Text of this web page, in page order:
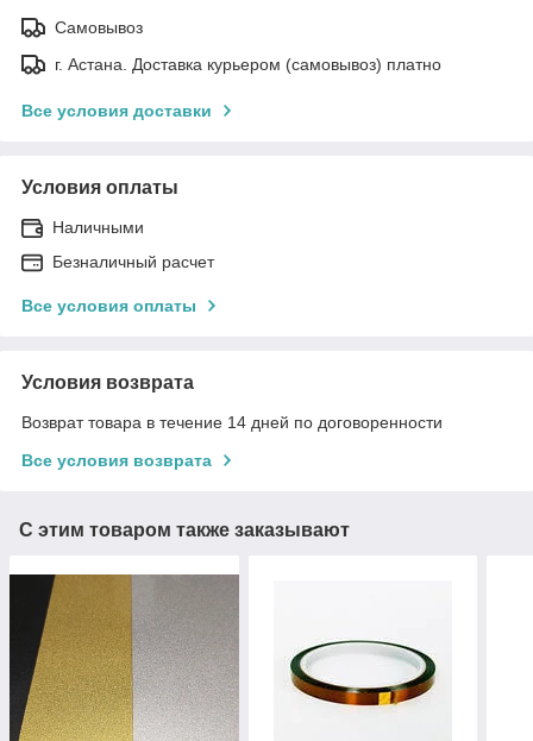
Самовывоз
г. Астана. Доставка курьером (самовывоз) платно
Все условия доставки
Условия оплаты
Наличными
Безналичный расчет
Все условия оплаты
Условия возврата
Возврат товара в течение 14 дней по договоренности
Все условия возврата
С этим товаром также заказывают